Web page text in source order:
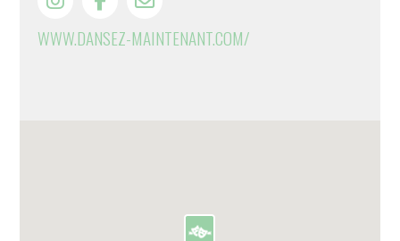
WWW.DANSEZ-MAINTENANT.COM/